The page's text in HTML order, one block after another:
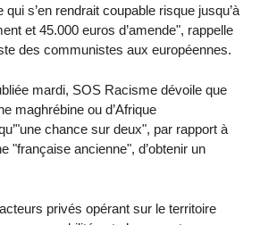
s’en rendrait coupable risque jusqu’à
et 45.000 euros d’amende", rappelle
des communistes aux européennes.
mardi, SOS Racisme dévoile que
maghrébine ou d’Afrique
chance sur deux", par rapport à
"française ancienne", d’obtenir un
privés opérant sur le territoire